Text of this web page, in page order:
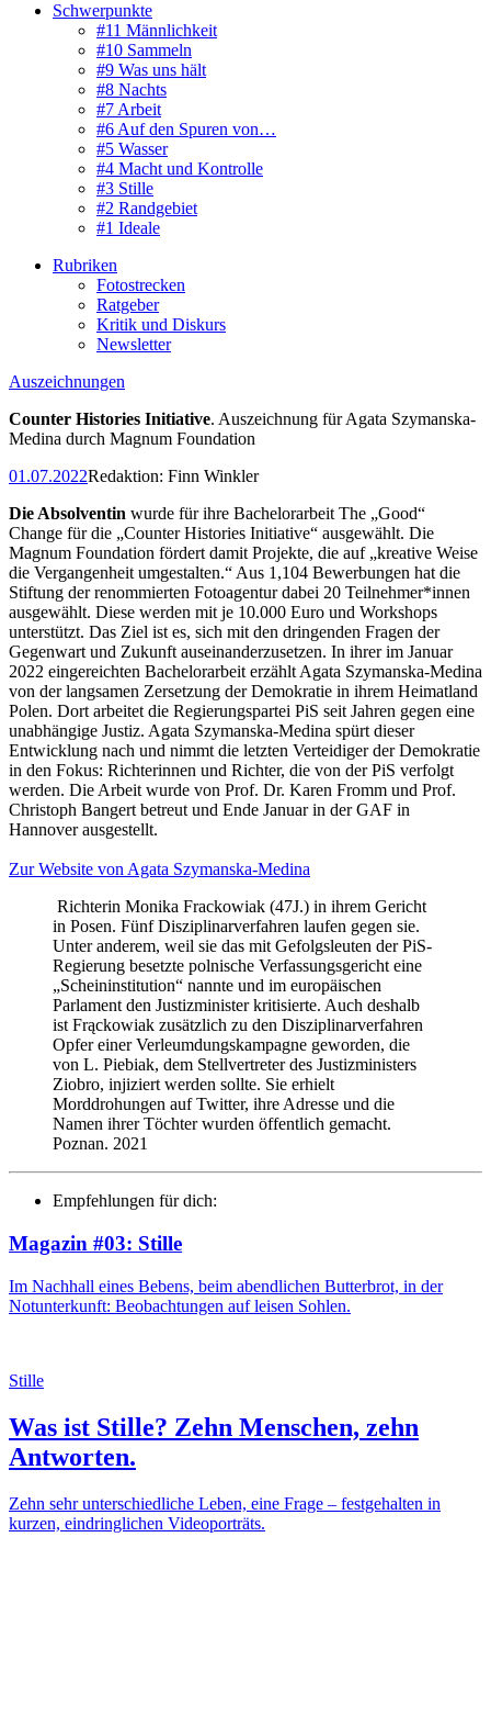
Schwerpunkte
#11 Männlichkeit
#10 Sammeln
#9 Was uns hält
#8 Nachts
#7 Arbeit
#6 Auf den Spuren von…
#5 Wasser
#4 Macht und Kontrolle
#3 Stille
#2 Randgebiet
#1 Ideale
Rubriken
Fotostrecken
Ratgeber
Kritik und Diskurs
Newsletter
Auszeichnungen
Counter Histories Initiative. Auszeichnung für Agata Szymanska-
Medina durch Magnum Foundation
01.07.2022Redaktion: Finn Winkler
Die Absolventin wurde für ihre Bachelorarbeit The „Good“
Change für die „Counter Histories Initiative“ ausgewählt. Die
Magnum Foundation fördert damit Projekte, die auf „kreative Weise
die Vergangenheit umgestalten.“ Aus 1,104 Bewerbungen hat die
Stiftung der renommierten Fotoagentur dabei 20 Teilnehmer*innen
ausgewählt. Diese werden mit je 10.000 Euro und Workshops
unterstützt. Das Ziel ist es, sich mit den dringenden Fragen der
Gegenwart und Zukunft auseinanderzusetzen. In ihrer im Januar
2022 eingereichten Bachelorarbeit erzählt Agata Szymanska-Medina
von der langsamen Zersetzung der Demokratie in ihrem Heimatland
Polen. Dort arbeitet die Regierungspartei PiS seit Jahren gegen eine
unabhängige Justiz. Agata Szymanska-Medina spürt dieser
Entwicklung nach und nimmt die letzten Verteidiger der Demokratie
in den Fokus: Richterinnen und Richter, die von der PiS verfolgt
werden. Die Arbeit wurde von Prof. Dr. Karen Fromm und Prof.
Christoph Bangert betreut und Ende Januar in der GAF in
Hannover ausgestellt.
Zur Website von Agata Szymanska-Medina
Richterin Monika Frackowiak (47J.) in ihrem Gericht
in Posen. Fünf Disziplinarverfahren laufen gegen sie.
Unter anderem, weil sie das mit Gefolgsleuten der PiS-
Regierung besetzte polnische Verfassungsgericht eine
„Scheininstitution“ nannte und im europäischen
Parlament den Justizminister kritisierte. Auch deshalb
ist Frąckowiak zusätzlich zu den Disziplinarverfahren
Opfer einer Verleumdungskampagne geworden, die
von L. Piebiak, dem Stellvertreter des Justizministers
Ziobro, injiziert werden sollte. Sie erhielt
Morddrohungen auf Twitter, ihre Adresse und die
Namen ihrer Töchter wurden öffentlich gemacht.
Poznan. 2021
Empfehlungen für dich:
Magazin #03: Stille
Im Nachhall eines Bebens, beim abendlichen Butterbrot, in der
Notunterkunft: Beobachtungen auf leisen Sohlen.
Stille
Was ist Stille? Zehn Menschen, zehn
Antworten.
Zehn sehr unterschiedliche Leben, eine Frage – festgehalten in
kurzen, eindringlichen Videoporträts.